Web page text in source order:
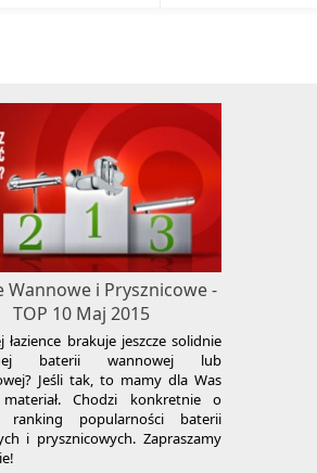
Wannowe i Prysznicowe -
TOP 10 Maj 2015
łazience brakuje jeszcze solidnie
baterii wannowej lub
Jeśli tak, to mamy dla Was
Chodzi konkretnie o
ranking popularności baterii
i prysznicowych. Zapraszamy